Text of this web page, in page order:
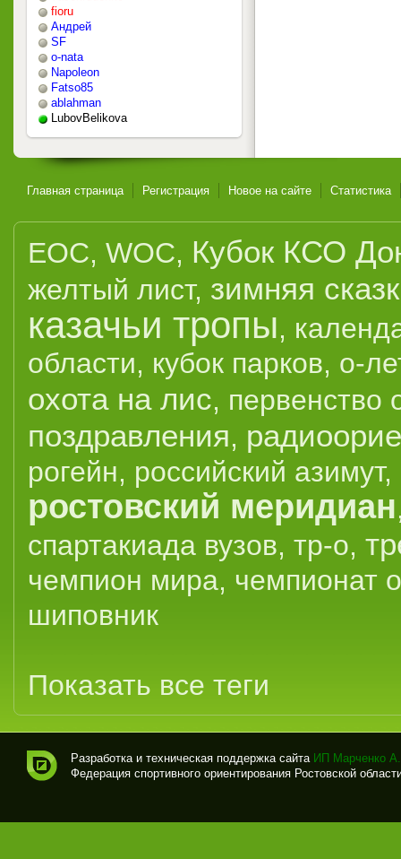
fioru
Андрей
SF
o-nata
Napoleon
Fatso85
ablahman
LubovBelikova
Главная страница Регистрация Новое на сайте Статистика
EOC, WOC, Кубок КСО
желтый лист, зимняя
казачьи тропы,
области, кубок парков, о-
охота на лис, первенство
поздравления,
рогейн, российский азимут,
ростовский меридиан
спартакиада вузов, тр-о,
чемпион мира, чемпионат
шиповник
Показать все теги
вно
Разработка и техническая поддержка сайта ИП Марченко
Федерация спортивного ориентирования Ростовской